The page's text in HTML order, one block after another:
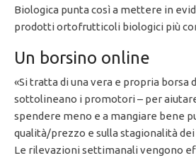
Biologica punta così a mettere in
prodotti ortofrutticoli biologici più
Un borsino online
«Si tratta di una vera e propria borsa
sottolineano i promotori – per
spendere meno e a mangiare bene
qualità/prezzo e sulla stagionalità
Le rilevazioni settimanali vengono